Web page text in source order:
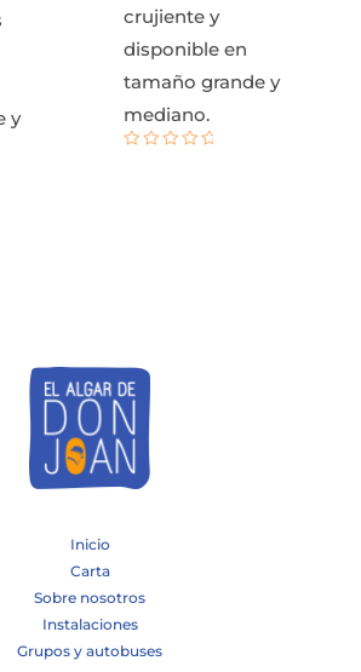
y
crujiente y
disponible en
tamaño grande y
mediano.
Inicio
Carta
Sobre nosotros
Instalaciones
Grupos y autobuses